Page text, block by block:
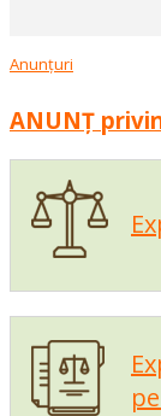
Anunțuri
ANUNȚ